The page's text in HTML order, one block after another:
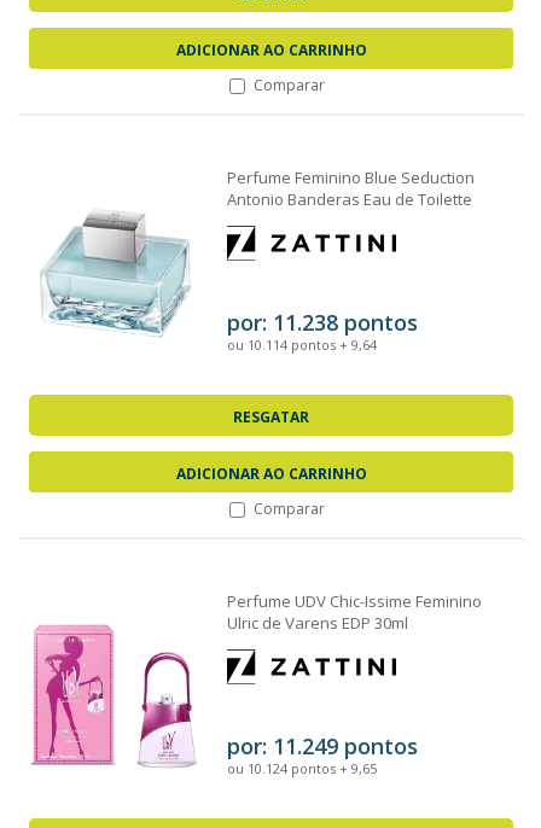
ADICIONAR AO CARRINHO
Comparar
Perfume Feminino Blue Seduction
Antonio Banderas Eau de Toilette
50ml
por: 11.238 pontos
ou 10.114 pontos + 9,64
RESGATAR
ADICIONAR AO CARRINHO
Comparar
Perfume UDV Chic-Issime Feminino
Ulric de Varens EDP 30ml
por: 11.249 pontos
ou 10.124 pontos + 9,65